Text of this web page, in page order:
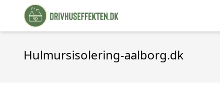
Hulmursisolering-aalborg.dk